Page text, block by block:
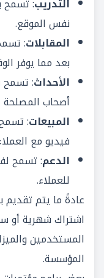
التدريب: تسمح
نفس الموقع.
المقابلات:
بعد مما يوفر
الأحداث: تسمح
أصحاب المصلحة
المبيعات:
فيديو مع
الدعم: تسمح
للعملاء.
عادةً ما يتم تقديم
اشتراك شهرية أو
المستخدمين
المؤسسة.